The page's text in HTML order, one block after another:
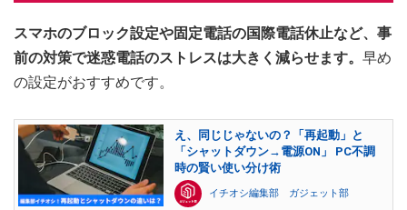
スマホのブロック設定や固定電話の国際電話休止など、事
前の対策で迷惑電話のストレスは大きく減らせます。 早め
の設定がおすすめです。
え、同じじゃないの？「再起動」と
「シャットダウン→電源ON」 PC不調
時の賢い使い分け術
イチオシ編集部 ガジェット部